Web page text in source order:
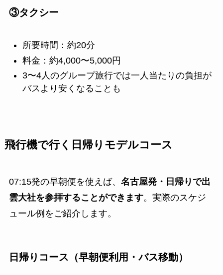
③タクシー
所要時間：約20分
料金：約4,000〜5,000円
3〜4人のグループ旅行では一人当たりの負担が
バスより安くなることも
飛行機で行く日帰りモデルコース
07:15発の早朝便を使えば、 名古屋発・日帰りで出
雲大社を参拝することができます。実際のスケジ
ュール例をご紹介します。
日帰りコース（早朝便利用・バス移動）